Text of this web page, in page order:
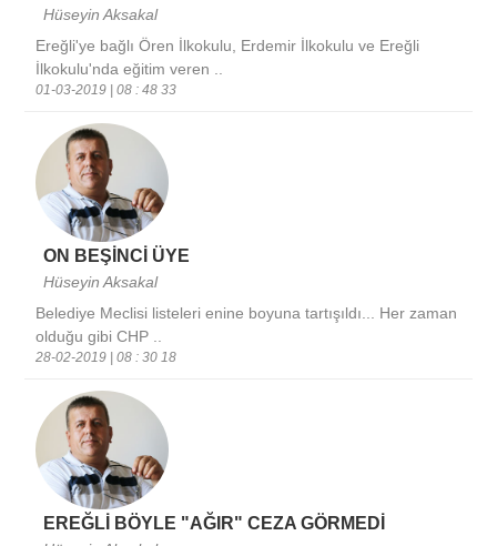
Hüseyin Aksakal
Ereğli'ye bağlı Ören İlkokulu, Erdemir İlkokulu ve Ereğli
İlkokulu'nda eğitim veren ..
01-03-2019 | 08 : 48 33
ON BEŞİNCİ ÜYE
Hüseyin Aksakal
Belediye Meclisi listeleri enine boyuna tartışıldı... Her zaman
olduğu gibi CHP ..
28-02-2019 | 08 : 30 18
EREĞLİ BÖYLE "AĞIR" CEZA GÖRMEDİ